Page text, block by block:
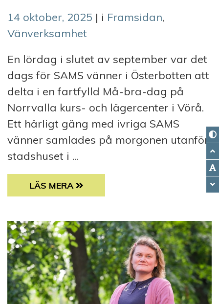
14 oktober, 2025 | i Framsidan,
Vänverksamhet
En lördag i slutet av september var det
dags för SAMS vänner i Österbotten att
delta i en fartfylld Må-bra-dag på
Norrvalla kurs- och lägercenter i Vörå.
Ett härligt gäng med ivriga SAMS
vänner samlades på morgonen utanför
stadshuset i ...
MÅ BRA-DAG I ÖSTERBOTTEN OCH NYLAND
LÄS MERA